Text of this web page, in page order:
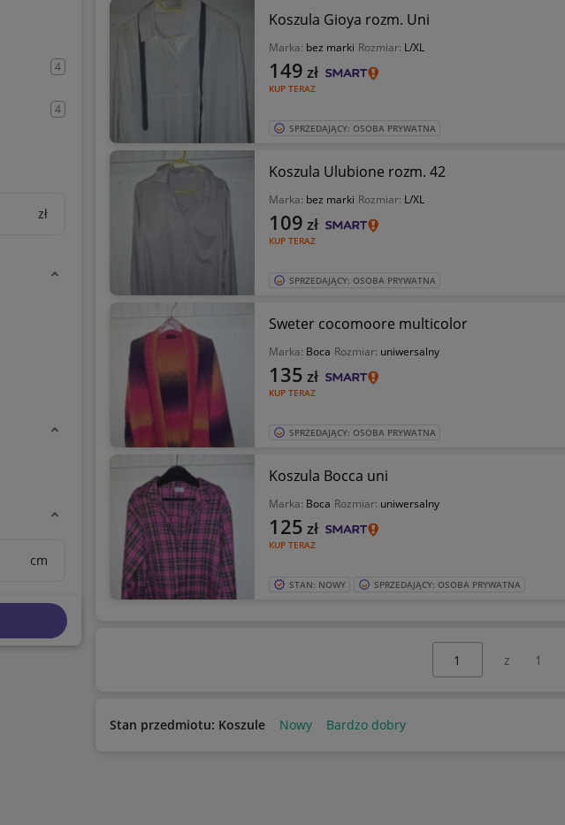
4
4
zł
cm
Koszula Gioya rozm. Uni
Marka: bez marki Rozmiar: L/XL
KUP TERAZ
149 zł
SPRZEDAJĄCY: OSOBA PRYWATNA
Koszula Ulubione rozm. 42
Marka: bez marki Rozmiar: L/XL
KUP TERAZ
109 zł
SPRZEDAJĄCY: OSOBA PRYWATNA
Sweter cocomoore multicolor
Marka: Boca Rozmiar: uniwersalny
KUP TERAZ
135 zł
SPRZEDAJĄCY: OSOBA PRYWATNA
Koszula Bocca uni
Marka: Boca Rozmiar: uniwersalny
KUP TERAZ
125 zł
STAN: NOWY SPRZEDAJĄCY: OSOBA PRYWATNA
z 1
Stan przedmiotu: Koszule Nowy Bardzo dobry